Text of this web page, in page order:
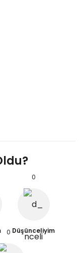
0
Düşünceliyim
0